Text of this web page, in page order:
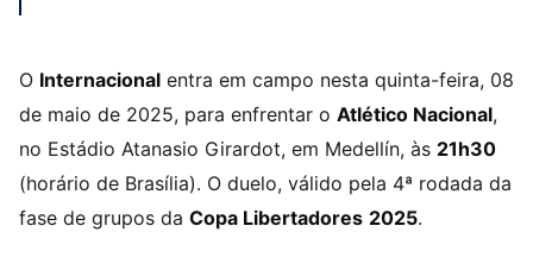
Internacional entra em campo nesta quinta-feira, 08
de maio de 2025, para enfrentar o Atlético Nacional,
no Estádio Atanasio Girardot, em Medellín, às 21h30
(horário de Brasília). O duelo, válido pela 4ª rodada da
fase de grupos da Copa Libertadores 2025.